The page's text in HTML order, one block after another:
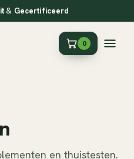
& Gecertificeerd
0
en thuistesten.